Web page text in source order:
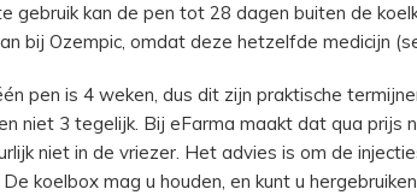
gebruik kan de pen tot 28 dagen buiten de
bij Ozempic, omdat deze hetzelfde medicijn
pen is 4 weken, dus dit zijn praktische
niet 3 tegelijk. Bij eFarma maakt dat qua prijs
niet in de vriezer. Het advies is om de
koelbox mag u houden, en kunt u